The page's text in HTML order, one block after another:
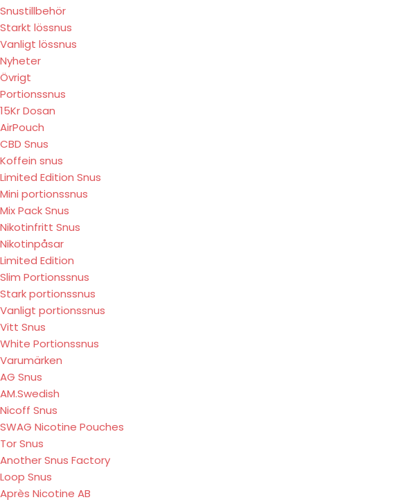
Snustillbehör
Starkt lössnus
Vanligt lössnus
Nyheter
Övrigt
Portionssnus
15Kr Dosan
AirPouch
CBD Snus
Koffein snus
Limited Edition Snus
Mini portionssnus
Mix Pack Snus
Nikotinfritt Snus
Nikotinpåsar
Limited Edition
Slim Portionssnus
Stark portionssnus
Vanligt portionssnus
Vitt Snus
White Portionssnus
Varumärken
AG Snus
AM.Swedish
Nicoff Snus
SWAG Nicotine Pouches
Tor Snus
Another Snus Factory
Loop Snus
Après Nicotine AB